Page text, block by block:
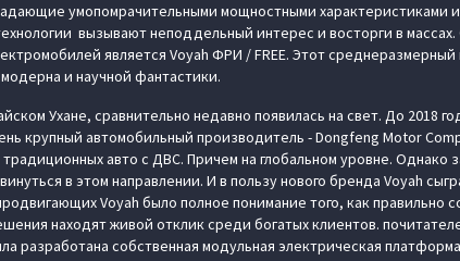
умопомрачительными мощностными характеристиками
вызывают неподдельный интерес и восторги в
является Voyah ФРИ / FREE. Этот
и научной фантастики.
Ухане, сравнительно недавно появилась на свет. До 2018
крупный автомобильный производитель - Dongfeng Motor
авто с ДВС. Причем на глобальном уровне. Однако
в этом направлении. И в пользу нового бренда Voyah
Voyah было полное понимание того, как правильно
находят живой отклик среди богатых клиентов.
разработана собственная модульная электрическая